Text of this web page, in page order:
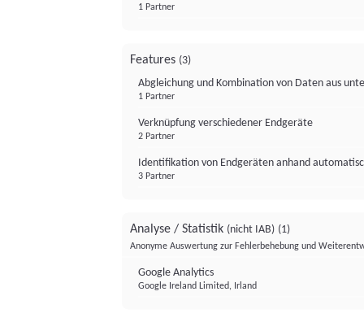
1 Partner
Features (3)
Abgleichung und Kombination von Daten aus
1 Partner
Verknüpfung verschiedener Endgeräte
2 Partner
Identifikation von Endgeräten anhand
3 Partner
Analyse / Statistik (nicht IAB) (1)
Anonyme Auswertung zur Fehlerbehebung und
Google Analytics
Google Ireland Limited, Irland